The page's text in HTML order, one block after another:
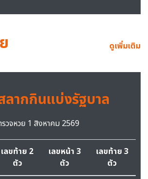
ดูเพิ่มเติม
ลากกินแบ่งรัฐบาล
วจหวย 1 สิงหาคม 2569
เลขท้าย 2
ตัว
เลขหน้า 3
ตัว
เลขท้าย 3
ตัว